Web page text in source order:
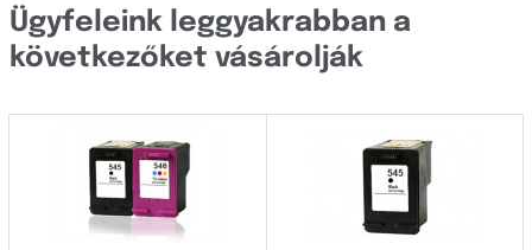
Brother
Develop
B
BC
Ügyfeleink leggyakrabban a
következőket vásárolják